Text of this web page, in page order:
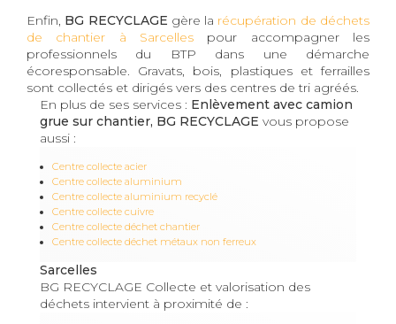
Enfin, BG RECYCLAGE gère la récupération de déchets
de chantier à Sarcelles pour accompagner les
professionnels du BTP dans une démarche
écoresponsable. Gravats, bois, plastiques et ferrailles
sont collectés et dirigés vers des centres de tri agréés.
En plus de ses services : Enlèvement avec camion
grue sur chantier, BG RECYCLAGE vous propose
aussi :
Centre collecte acier
Centre collecte aluminium
Centre collecte aluminium recyclé
Centre collecte cuivre
Centre collecte déchet chantier
Centre collecte déchet métaux non ferreux
Sarcelles
BG RECYCLAGE Collecte et valorisation des
déchets intervient à proximité de :